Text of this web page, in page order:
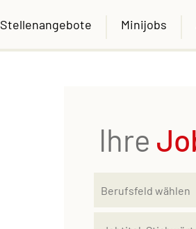
Stellenangebote Minijobs
Ihre